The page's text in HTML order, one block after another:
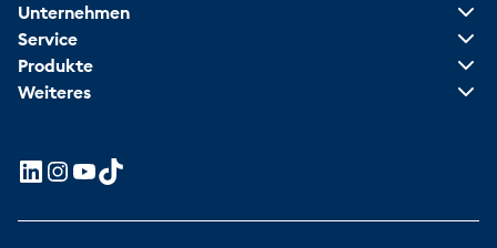
Unternehmen
Service
Produkte
Weiteres